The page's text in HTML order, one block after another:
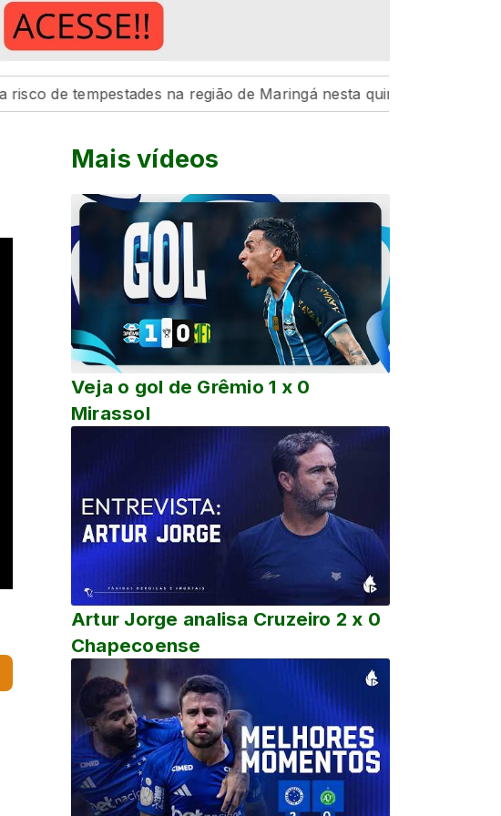
na região de Maringá nesta quinta-feira, 6
Mais vídeos
Veja o gol de Grêmio 1 x 0
Mirassol
Artur Jorge analisa Cruzeiro 2 x 0
Chapecoense